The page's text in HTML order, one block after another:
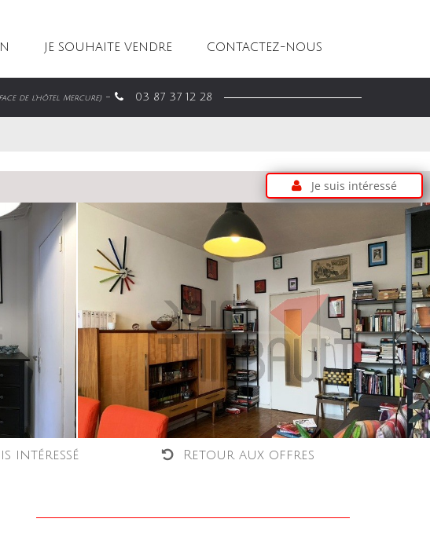
JE SOUHAITE VENDRE CONTACTEZ-NOUS
de l'hôtel Mercure)- 03 87 37 12 28
Je suis intéressé
intéressé Retour aux offres